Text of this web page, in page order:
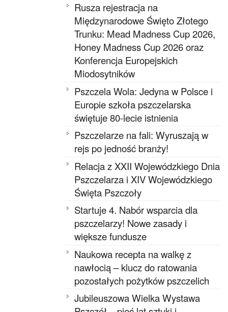
Rusza rejestracja na
Międzynarodowe Święto Złotego
Trunku: Mead Madness Cup 2026,
Honey Madness Cup 2026 oraz
Konferencja Europejskich
Miodosytników
Pszczela Wola: Jedyna w Polsce i
Europie szkoła pszczelarska
świętuje 80-lecie istnienia
Pszczelarze na fali: Wyruszają w
rejs po jedność branży!
Relacja z XXII Wojewódzkiego Dnia
Pszczelarza i XIV Wojewódzkiego
Święta Pszczoły
Startuje 4. Nabór wsparcia dla
pszczelarzy! Nowe zasady i
większe fundusze
Naukowa recepta na walkę z
nawłocią – klucz do ratowania
pozostałych pożytków pszczelich
Jubileuszowa Wielka Wystawa